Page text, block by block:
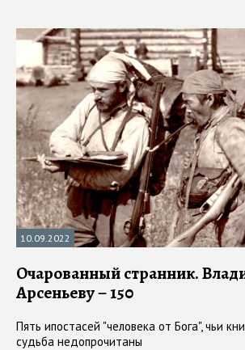
10.09.2022
Очарованный странник.
Арсеньеву – 150
Пять ипостасей "человека от Бога", чьи
судьба недопрочитаны